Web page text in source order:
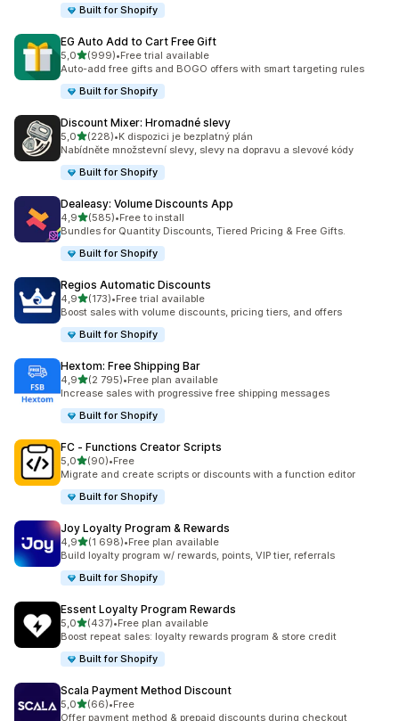
Built for Shopify
EG Auto Add to Cart Free Gift
5,0z 5 hvězd
(999)
Celkový počet recenzí: 999
•Free trial available
Auto-add free gifts and BOGO offers with smart targeting rules
Built for Shopify
Discount Mixer: Hromadné slevy
5,0z 5 hvězd
(228)
Celkový počet recenzí: 228
•K dispozici je bezplatný plán
Nabídněte množstevní slevy, slevy na dopravu a slevové kódy
Built for Shopify
Dealeasy: Volume Discounts App
4,9z 5 hvězd
(585)
Celkový počet recenzí: 585
•Free to install
Bundles for Quantity Discounts, Tiered Pricing & Free Gifts.
Built for Shopify
Regios Automatic Discounts
4,9z 5 hvězd
(173)
Celkový počet recenzí: 173
•Free trial available
Boost sales with volume discounts, pricing tiers, and offers
Built for Shopify
Hextom: Free Shipping Bar
4,9z 5 hvězd
(2 795)
Celkový počet recenzí: 2795
•Free plan available
Increase sales with progressive free shipping messages
Built for Shopify
FC ‑ Functions Creator Scripts
5,0z 5 hvězd
(90)
Celkový počet recenzí: 90
•Free
Migrate and create scripts or discounts with a function editor
Built for Shopify
Joy Loyalty Program & Rewards
4,9z 5 hvězd
(1 698)
Celkový počet recenzí: 1698
•Free plan available
Build loyalty program w/ rewards, points, VIP tier, referrals
Built for Shopify
Essent Loyalty Program Rewards
5,0z 5 hvězd
(437)
Celkový počet recenzí: 437
•Free plan available
Boost repeat sales: loyalty rewards program & store credit
Built for Shopify
Scala Payment Method Discount
5,0z 5 hvězd
(66)
Celkový počet recenzí: 66
•Free
Offer payment method & prepaid discounts during checkout